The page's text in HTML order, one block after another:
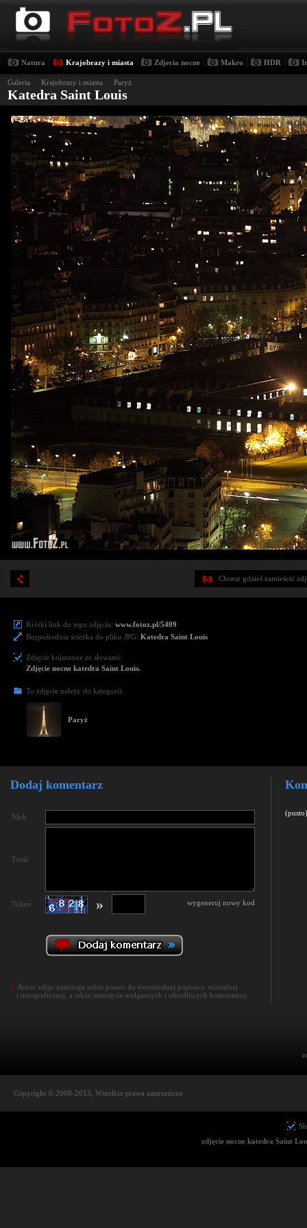
Natura Krajobrazy i miasta Zdjecia nocne Makro HDR
Galeria › Krajobrazy i miasta › Paryż
Katedra Saint Louis
Chcesz gdzieś zamieścić
Krótki link do tego zdjęcia: www.fotoz.pl/5409
Bezpośrednia ścieżka do pliku JPG: Katedra Saint Louis
Zdjęcie kojarzone ze słowami:
Zdjęcie nocne katedra Saint Louis.
To zdjęcie należy do kategorii:
Paryż
Dodaj komentarz
Nick
Treść
Token wygeneruj nowy kod
»
! Autor zdjęc zastrzega sobie prawo do ewentualnej poprawy wizualnej
i ortograficznej, a także usunięcia wulgarnych i obraźliwych komentarzy.
(pusto)
Copyright © 2008-2013, Wszelkie prawa zastrzeżone
zdjęcie nocne katedra Saint